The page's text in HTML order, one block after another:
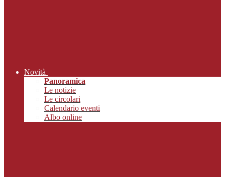
Novità
Panoramica
Le notizie
Le circolari
Calendario eventi
Albo online